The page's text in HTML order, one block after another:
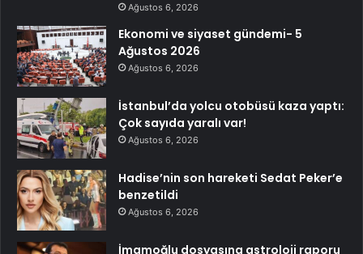
Ağustos 6, 2026
Ekonomi ve siyaset gündemi- 5
Ağustos 2026
Ağustos 6, 2026
İstanbul’da yolcu otobüsü kaza yaptı:
Çok sayıda yaralı var!
Ağustos 6, 2026
Hadise’nin son hareketi Sedat Peker’e
benzetildi
Ağustos 6, 2026
İmamoğlu dosyasına astroloji raporu